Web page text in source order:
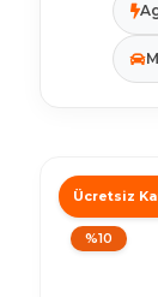
Ücretsiz
%10